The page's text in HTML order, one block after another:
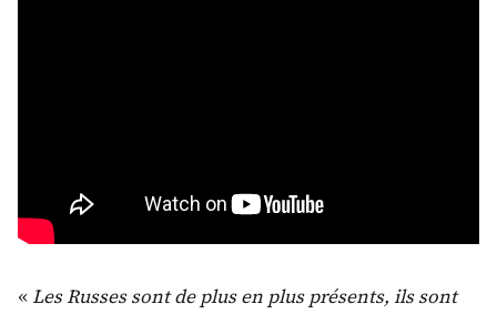
«Les Russes sont de plus en plus présents, ils sont